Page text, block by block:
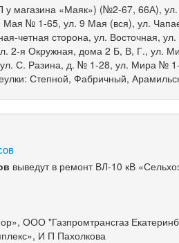
у магазина «Маяк») (№2-67, 66А),
Мая № 1-65, ул. 9 Мая (вся), ул.
четная сторона, ул. Восточная,
2-я Окружная, дома 2 Б, В, Г., ул.
С. Разина, д. № 1-28, ул. Мира №
Степной, Фабричный,
выведут в ремонт ВЛ-10 кВ
ООО "Газпромтрансгаз
И П Пахолкова